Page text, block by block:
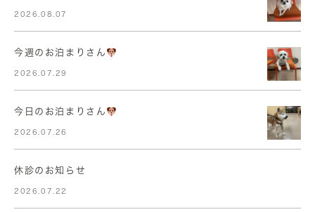
2026.08.07
今週のお泊まりさん
2026.07.29
今日のお泊まりさん
2026.07.26
休診のお知らせ
2026.07.22